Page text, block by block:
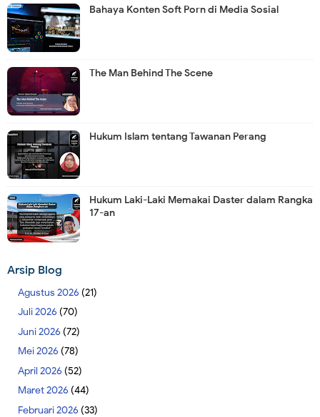
Bahaya Konten Soft Porn di Media Sosial
The Man Behind The Scene
Hukum Islam tentang Tawanan Perang
Hukum Laki-Laki Memakai Daster dalam Rangka
17-an
Arsip Blog
Agustus 2026 (21)
Juli 2026 (70)
Juni 2026 (72)
Mei 2026 (78)
April 2026 (52)
Maret 2026 (44)
Februari 2026 (33)